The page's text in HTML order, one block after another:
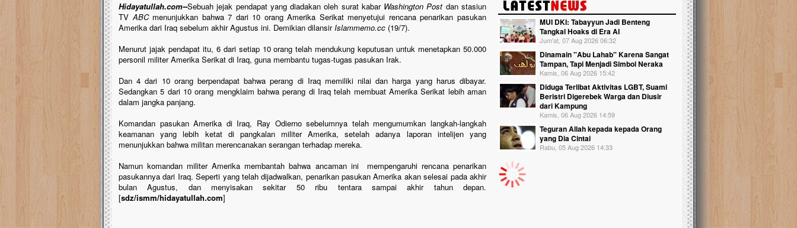
Hidayatullah.com--Sebuah jejak pendapat yang diadakan oleh surat kabar Washington Post dan stasiun
TVABCmenunjukkan bahwa 7 dari 10 orang Amerika Serikat menyetujui rencana penarikan pasukan
Amerika dari Iraq sebelum akhir Agustus ini. Demikian dilansirIslammemo.cc (19/7).
Menurut jajak pendapat itu, 6 dari setiap 10 orang telah mendukung keputusan untuk menetapkan 50.000
personil militer Amerika Serikat di Iraq, guna membantu tugas-tugas pasukan Irak.
Dan 4 dari 10 orang berpendapat bahwa perang di Iraq memiliki nilai dan harga yang harus dibayar.
Sedangkan 5 dari 10 orang mengklaim bahwa perang di Iraq telah membuat Amerika Serikat lebih aman
dalam jangka panjang.
Komandan pasukan Amerika di Iraq, Ray Odierno sebelumnya telah mengumumkan langkah-langkah
keamanan yang lebih ketat di pangkalan militer Amerika, setelah adanya laporan intelijen yang
menunjukkan bahwa militan merencanakan serangan terhadap mereka.
Namun komandan militer Amerika membantah bahwa ancaman ini mempengaruhi rencana penarikan
pasukannya dari Iraq. Seperti yang telah dijadwalkan, penarikan pasukan Amerika akan selesai pada akhir
bulan Agustus, dan menyisakan sekitar 50 ribu tentara sampai akhir tahun depan.
[sdz/ismm/hidayatullah.com]
MUI DKI: Tabayyun Jadi Benteng
Tangkal Hoaks di Era AI
Jum'at, 07 Aug 2026 06:32
Dinamain ''Abu Lahab'' Karena Sangat
Tampan, Tapi Menjadi Simbol Neraka
Kamis, 06 Aug 2026 15:42
Diduga Terlibat Aktivitas LGBT, Suami
Beristri Digerebek Warga dan Diusir
dari Kampung
Kamis, 06 Aug 2026 14:59
Teguran Allah kepada kepada Orang
yang Dia Cintai
Rabu, 05 Aug 2026 14:33